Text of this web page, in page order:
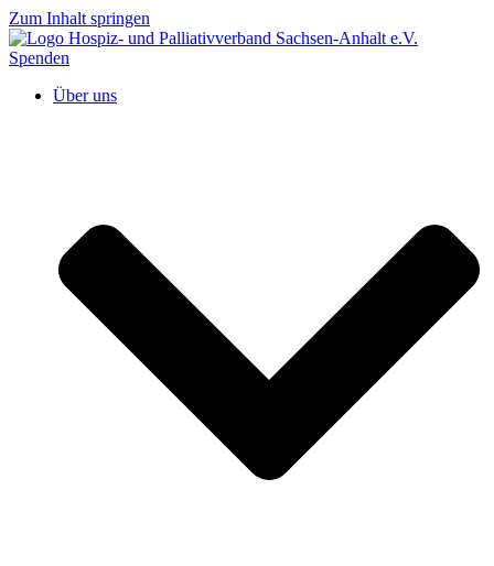
Zum Inhalt springen
Spenden
Über uns